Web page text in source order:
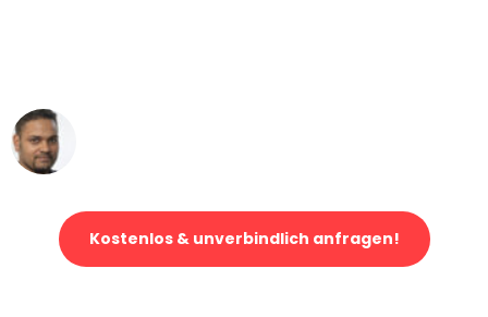
Kostenlos & unverbindlich anfragen!